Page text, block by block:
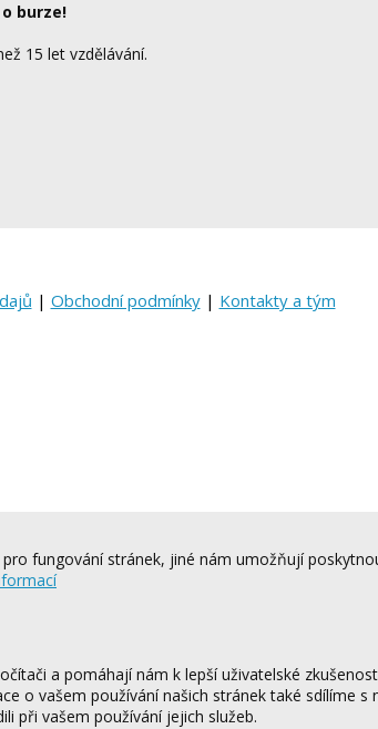
burze!
15 let vzdělávání.
| Obchodní podmínky| Kontakty a tým
fungování stránek, jiné nám umožňují
a pomáhají nám k lepší uživatelské
o vašem používání našich stránek také sdílíme
při vašem používání jejich služeb.